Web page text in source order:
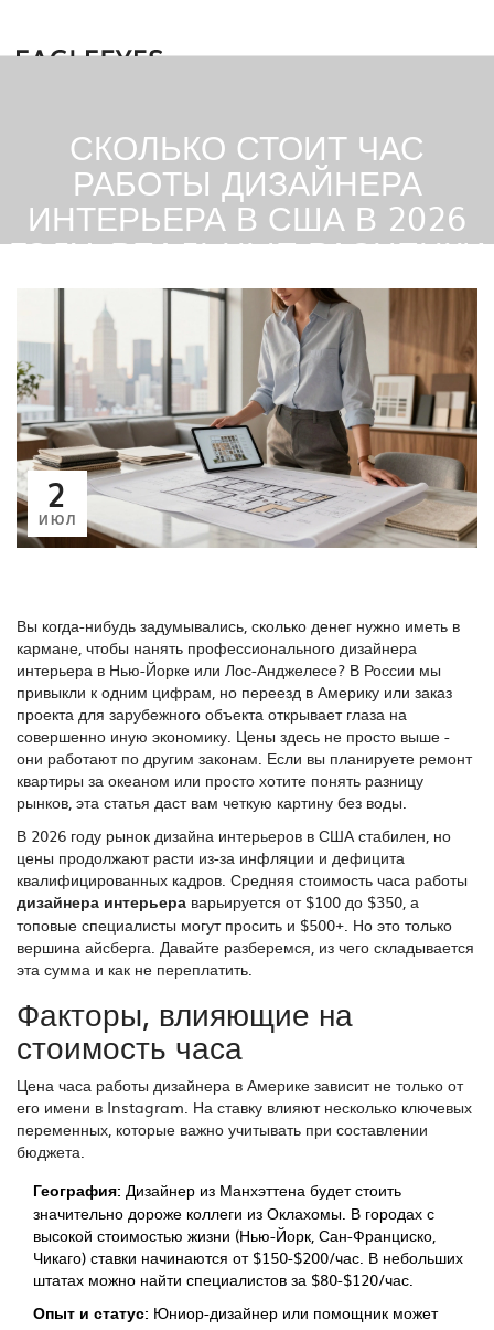
СКОЛЬКО СТОИТ ЧАС
РАБОТЫ ДИЗАЙНЕРА
ИНТЕРЬЕРА В США В 2026
ГОДУ: РЕАЛЬНЫЕ РАСЦЕНКИ
И ТАРИФЫ
2
ИЮЛ
Вы когда-нибудь задумывались, сколько денег нужно иметь в
кармане, чтобы нанять профессионального дизайнера
интерьера в Нью-Йорке или Лос-Анджелесе? В России мы
привыкли к одним цифрам, но переезд в Америку или заказ
проекта для зарубежного объекта открывает глаза на
совершенно иную экономику. Цены здесь не просто выше -
они работают по другим законам. Если вы планируете ремонт
квартиры за океаном или просто хотите понять разницу
рынков, эта статья даст вам четкую картину без воды.
В 2026 году рынок дизайна интерьеров в США стабилен, но
цены продолжают расти из-за инфляции и дефицита
квалифицированных кадров. Средняя стоимость часа работы
дизайнера интерьера варьируется от $100 до $350, а
топовые специалисты могут просить и $500+. Но это только
вершина айсберга. Давайте разберемся, из чего складывается
эта сумма и как не переплатить.
Факторы, влияющие на
стоимость часа
Цена часа работы дизайнера в Америке зависит не только от
его имени в Instagram. На ставку влияют несколько ключевых
переменных, которые важно учитывать при составлении
бюджета.
География: Дизайнер из Манхэттена будет стоить
значительно дороже коллеги из Оклахомы. В городах с
высокой стоимостью жизни (Нью-Йорк, Сан-Франциско,
Чикаго) ставки начинаются от $150-$200/час. В небольших
штатах можно найти специалистов за $80-$120/час.
Опыт и статус: Юниор-дизайнер или помощник может